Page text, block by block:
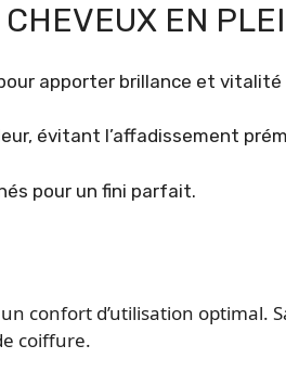
EN
apporter brillance et vitalité
évitant l’affadissement
pour un fini parfait.
confort d’utilisation optimal.
coiffure.